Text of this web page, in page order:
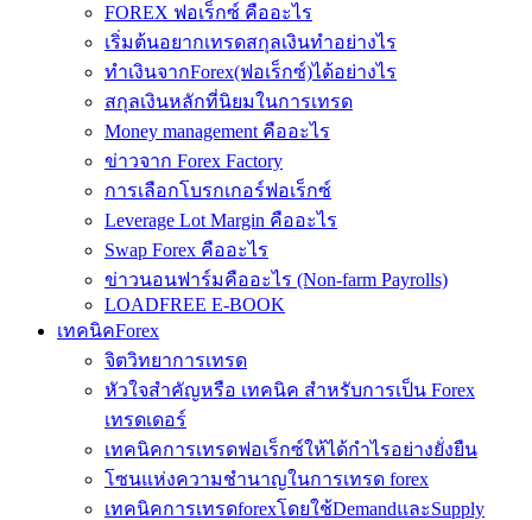
FOREX ฟอเร็กซ์ คืออะไร
เริ่มต้นอยากเทรดสกุลเงินทำอย่างไร
ทำเงินจากForex(ฟอเร็กซ์)ได้อย่างไร
สกุลเงินหลักที่นิยมในการเทรด
Money management คืออะไร
ข่าวจาก Forex Factory
การเลือกโบรกเกอร์ฟอเร็กซ์
Leverage Lot Margin คืออะไร
Swap Forex คืออะไร
ข่าวนอนฟาร์มคืออะไร (Non-farm Payrolls)
LOADFREE E-BOOK
เทคนิคForex
จิตวิทยาการเทรด
หัวใจสำคัญหรือ เทคนิค สำหรับการเป็น Forex
เทรดเดอร์
เทคนิคการเทรดฟอเร็กซ์ให้ได้กำไรอย่างยั่งยืน
โซนแห่งความชำนาญในการเทรด forex
เทคนิคการเทรดforexโดยใช้DemandและSupply